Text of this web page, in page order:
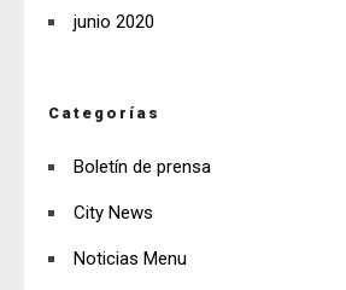
junio 2020
Categorías
Boletín de prensa
City News
Noticias Menu